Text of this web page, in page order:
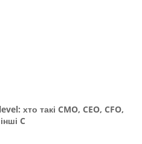
хто такі CMO, CEO, CFO,
C